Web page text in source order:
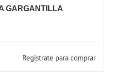
GARGANTILLA
Registrate para comprar